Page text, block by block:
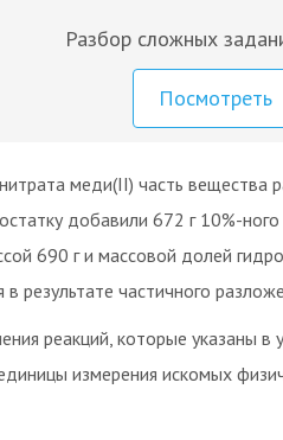
Разбор сложных
Посмотреть
меди(II) часть
добавили 672 г 10%-
690 г и массовой долей
в результате частичного
реакций, которые указаны
измерения искомых